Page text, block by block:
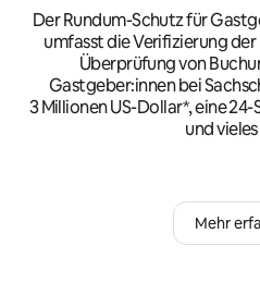
Der Rundum-Schutz für
umfasst die Verifizierung
Überprüfung von
Gastgeber:innen bei
3 Millionen US-Dollar*, eine
und
Mehr